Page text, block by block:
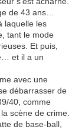
de 43 ans…
laquelle les
tant le mode
Et puis,
et il a un
avec une
débarrasser de
40, comme
scène de crime.
de base-ball,